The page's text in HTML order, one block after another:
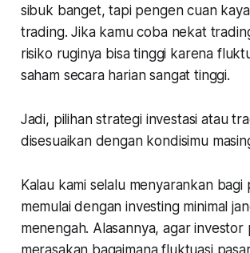
sibuk banget, tapi pengen cuan
trading. Jika kamu coba nekat
risiko ruginya bisa tinggi karena
saham secara harian sangat tinggi.
Jadi, pilihan strategi investasi atau
disesuaikan dengan kondisimu
Kalau kami selalu menyarankan bagi
memulai dengan investing minimal
menengah. Alasannya, agar investor
merasakan bagaimana fluktuasi